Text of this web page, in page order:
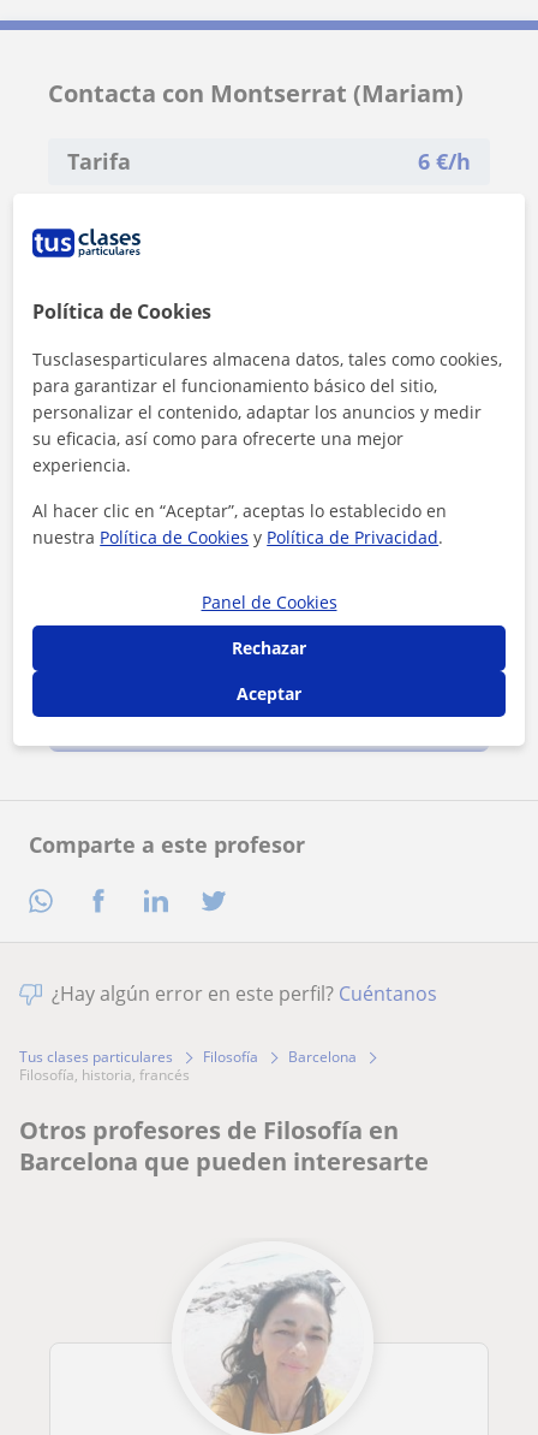
Comparte a este profesor
Contacta con Montserrat (Mariam)
Tarifa 6 €/h
Al hacer clic, aceptas nuestroaviso legal
Contactar ahora
¿Hay algún error en este perfil? Cuéntanos
Tus clases particulares Filosofía
Barcelona
filosofía, historia, francés
Otros profesores de Filosofía en
Barcelona que pueden interesarte
Política de Cookies
Tusclasesparticulares almacena datos, tales como cookies,
para garantizar el funcionamiento básico del sitio,
personalizar el contenido, adaptar los anuncios y medir
su eficacia, así como para ofrecerte una mejor
experiencia.
Al hacer clic en “Aceptar”, aceptas lo establecido en
nuestra Política de Cookies y Política de Privacidad.
Panel de Cookies
Rechazar
Aceptar